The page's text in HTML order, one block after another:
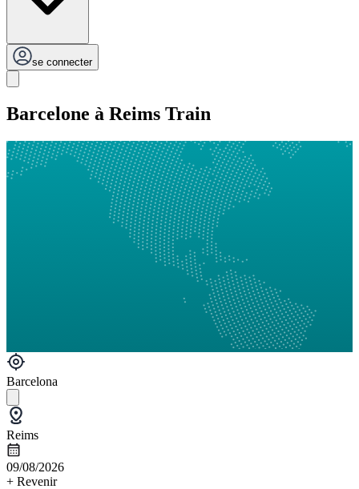
se connecter
Barcelone à Reims Train
Barcelona
Reims
09/08/2026
+ Revenir